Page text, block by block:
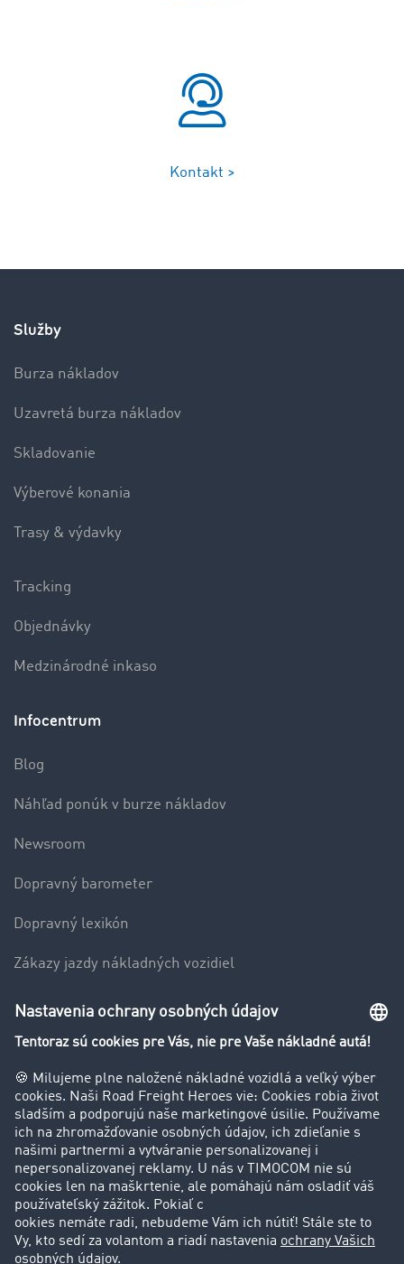
Kontakt >
Služby
Burza nákladov
Uzavretá burza nákladov
Skladovanie
Výberové konania
Trasy & výdavky
Tracking
Objednávky
Medzinárodné inkaso
Infocentrum
Blog
Náhľad ponúk v burze nákladov
Newsroom
Dopravný barometer
Dopravný lexikón
Zákazy jazdy nákladných vozidiel
Firma
Príbehy zákazníkov
Zákazníci získavajú zákazníkov
Podpora
Kontakt